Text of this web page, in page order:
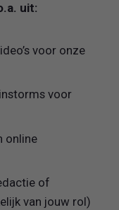
uit:
voor onze
voor
online
of
van jouw rol)